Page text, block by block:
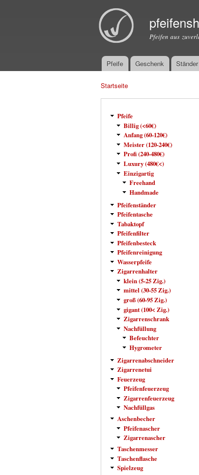
Pfeifen aus
Hauptmenü
Pfeife Geschenk Ständer
Startseite
Pfeife
Billig (<60€)
Anfang (60-120€)
Meister (120-240€)
Profi (240-480€)
Luxury (480€<)
Einzigartig
Freehand
Handmade
Pfeifenständer
Pfeifentasche
Tabaktopf
Pfeifenfilter
Pfeifenbesteck
Pfeifenreinigung
Wasserpfeife
Zigarrenhalter
klein (5-25 Zig.)
mittel (30-55 Zig.)
groß (60-95 Zig.)
gigant (100< Zig.)
Zigarrenschrank
Nachfüllung
Befeuchter
Hygrometer
Zigarrenabschneider
Zigarrenetui
Feuerzeug
Pfeifenfeuerzeug
Zigarrenfeuerzeug
Nachfüllgas
Aschenbecher
Pfeifenascher
Zigarrenascher
Taschenmesser
Taschenflasche
Spielzeug